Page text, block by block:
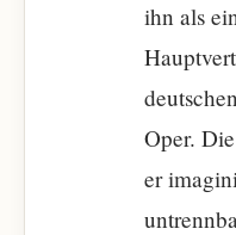
ihn als
Oper.
er